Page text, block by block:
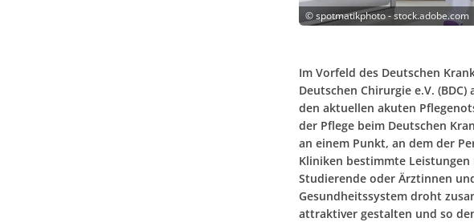
©spotmatikphoto - stock.adobe.com
Im Vorfeld des Deutschen
Deutschen Chirurgie e.V.
den aktuellen akuten
der Pflege beim Deutschen
an einem Punkt, an dem der
Kliniken bestimmte
Studierende oder Ärztinnen
Gesundheitssystem droht
attraktiver gestalten und so